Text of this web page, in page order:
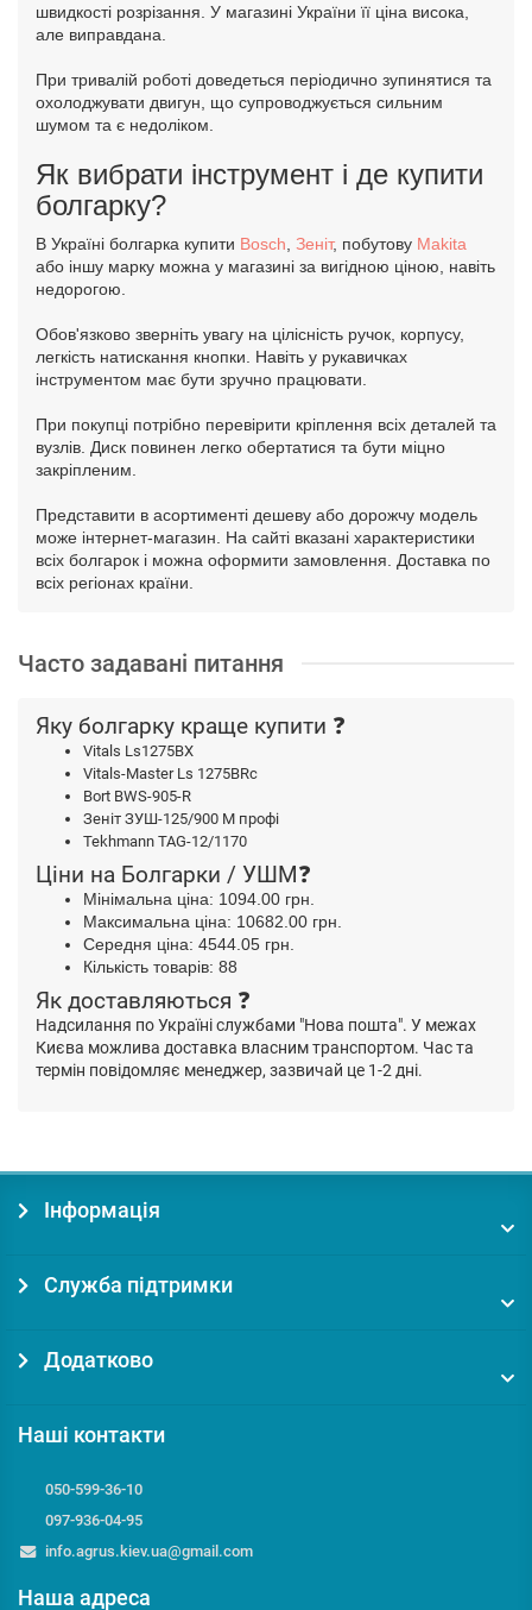
швидкості розрізання. У магазині України її ціна висока,
але виправдана.
При тривалій роботі доведеться періодично зупинятися та
охолоджувати двигун, що супроводжується сильним
шумом та є недоліком.
Як вибрати інструмент і де купити
болгарку?
В Україні болгарка купити Bosch Зеніт, побутову Makita
або іншу марку можна у магазині за вигідною ціною, навіть
недорогою.
Обов'язково зверніть увагу на цілісність ручок, корпусу,
легкість натискання кнопки. Навіть у рукавичках
інструментом має бути зручно працювати.
При покупці потрібно перевірити кріплення всіх деталей та
вузлів. Диск повинен легко обертатися та бути міцно
закріпленим.
Представити в асортименті дешеву або дорожчу модель
може інтернет-магазин. На сайті вказані характеристики
всіх болгарок і можна оформити замовлення. Доставка по
всіх регіонах країни.
Часто задавані питання
Яку болгарку краще купити ❓
Vitals Ls1275BX
Vitals-Master Ls 1275BRc
Bort BWS-905-R
Зеніт ЗУШ-125/900 М профі
Tekhmann TAG-12/1170
Ціни на Болгарки / УШМ❓
Мінімальна ціна: 1094.00 грн.
Максимальна ціна: 10682.00 грн.
Середня ціна: 4544.05 грн.
Кількість товарів: 88
Як доставляються ❓
Надсилання по Україні службами "Нова пошта". У межах
Києва можлива доставка власним транспортом. Час та
термін повідомляє менеджер, зазвичай це 1-2 дні.
Інформація
Служба підтримки
Додатково
Наші контакти
050-599-36-10
097-936-04-95
info.agrus.kiev.ua@gmail.com
Наша адреса